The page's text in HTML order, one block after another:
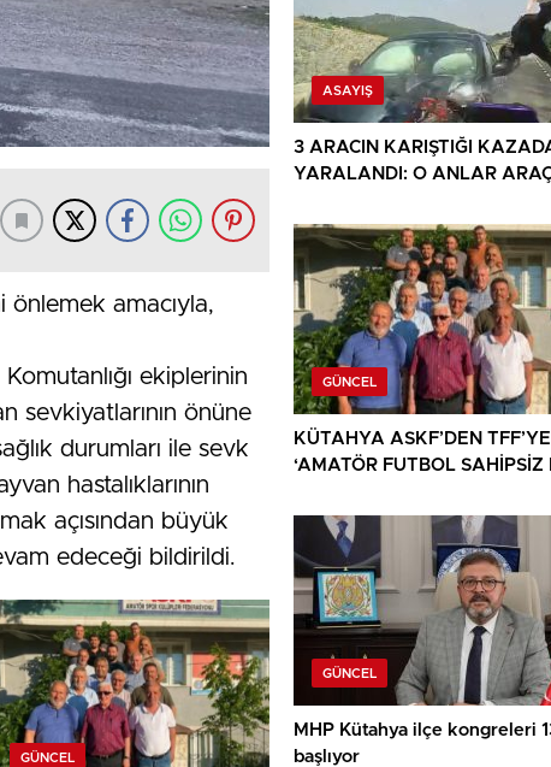
önlemek amacıyla,
ekiplerinin
sevkiyatlarının önüne
durumları ile sevk
hastalıklarının
açısından büyük
edeceği bildirildi.
GÜNCEL
ASAYIŞ
3 ARACIN KARIŞTIĞI
YARALANDI: O ANLAR
GÜNCEL
KÜTAHYA ASKF’DEN
‘AMATÖR FUTBOL SAHİPSİZ
GÜNCEL
MHP Kütahya ilçe kongreleri
başlıyor